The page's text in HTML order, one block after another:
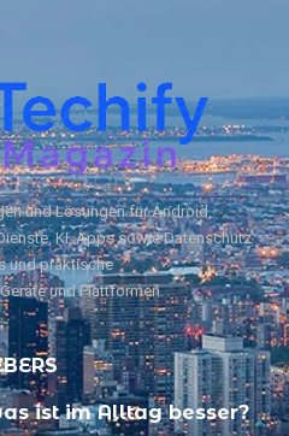
und Lösungen für Android,
KI, Apps sowie Datenschutz
und praktische
und Plattformen.
ist im Alltag besser?